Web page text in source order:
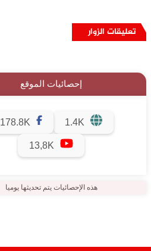
تعليقات الزوار
إحصائيات الموقع
1.4K
178.8K
13,8K
هذه الإحصائيات يتم تحديثها يوميا